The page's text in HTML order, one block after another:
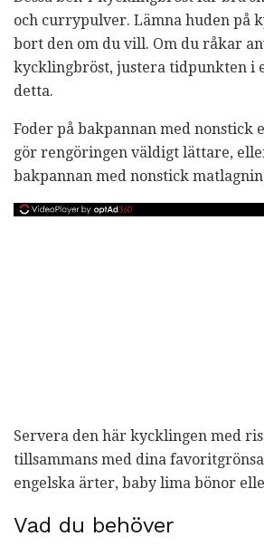
och currypulver. Lämna huden på
bort den om du vill. Om du råkar
kycklingbröst, justera tidpunkten i
detta.
Foder på bakpannan med nonstick
gör rengöringen väldigt lättare,
bakpannan med nonstick
Servera den här kycklingen med
tillsammans med dina
engelska ärter, baby lima bönor
Vad du behöver